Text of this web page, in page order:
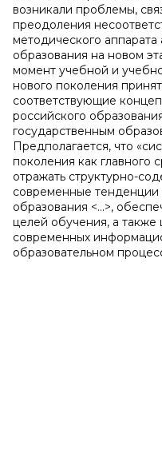
возникали проблемы,
преодоления
методического
образования на новом
момент учебной и
нового поколения
соответствующие
российского
государственным
Предполагается, что
поколения как главного
отражать структурно-
современные тенденции
образования <…>,
целей обучения, а
современных
образовательном